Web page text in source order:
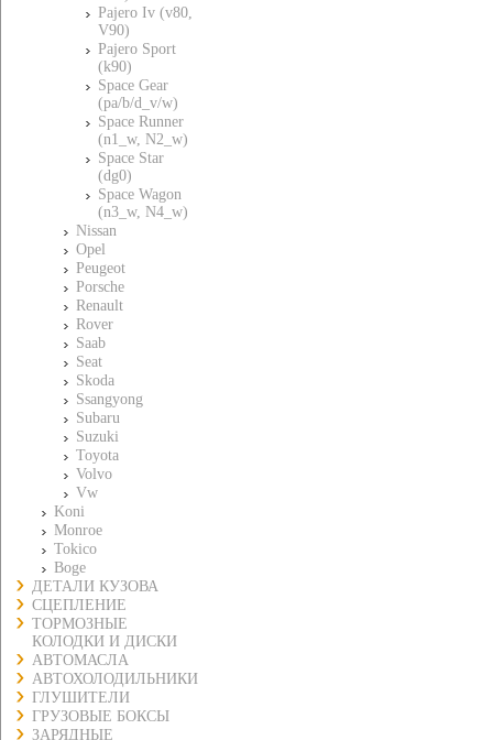
Pajero Iv (v80,
V90)
Pajero Sport
(k90)
Space Gear
(pa/b/d_v/w)
Space Runner
(n1_w, N2_w)
Space Star
(dg0)
Space Wagon
(n3_w, N4_w)
Nissan
Opel
Peugeot
Porsche
Renault
Rover
Saab
Seat
Skoda
Ssangyong
Subaru
Suzuki
Toyota
Volvo
Vw
Koni
Monroe
Tokico
Boge
ДЕТАЛИ КУЗОВА
СЦЕПЛЕНИЕ
ТОРМОЗНЫЕ
КОЛОДКИ И ДИСКИ
АВТОМАСЛА
АВТОХОЛОДИЛЬНИКИ
ГЛУШИТЕЛИ
ГРУЗОВЫЕ БОКСЫ
ЗАРЯДНЫЕ